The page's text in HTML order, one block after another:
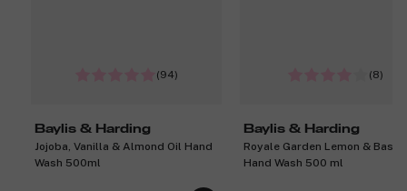
(94)
Baylis & Harding
Jojoba, Vanilla & Almond Oil Hand
Wash 500ml
(8)
Baylis & Harding
Royale Garden Lemon & Basil
Hand Wash 500 ml